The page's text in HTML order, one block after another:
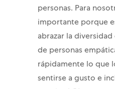
personas. Para
importante porque
abrazar la diversidad
de personas
rápidamente lo que
sentirse a gusto e